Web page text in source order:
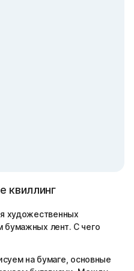
квиллинг
художественных
бумажных лент. С чего
на бумаге, основные